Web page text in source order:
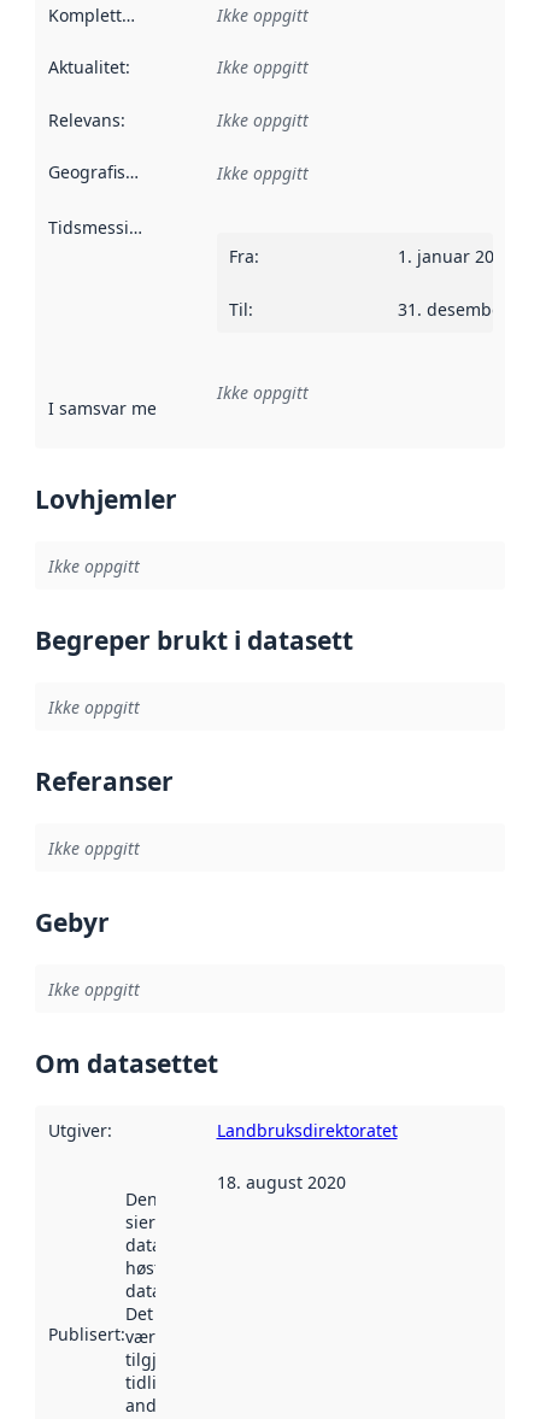
Kompletthet Ikke oppgitt
Aktualitet: Ikke oppgitt
Relevans: Ikke oppgitt
Geografisk avgrensning :
Ikke oppgitt
Tidsmessig avgrensning
Fra: 1. januar 2013
Til: 31. desember
I samsvar med Referanse til en implementasjonsregel
Ikke oppgitt
Lovhjemler
Ikke oppgitt
Begreper brukt i datasett
Ikke oppgitt
Referanser
Ikke oppgitt
Gebyr
Ikke oppgitt
Om datasettet
Utgiver: Landbruksdirektoratet
Publisert:
Denne datoen
sier når
datasettet ble
høstet av
data.norge.no.
Det kan ha
vært
tilgjengelig
tidligere
andre steder.
18. august 2020